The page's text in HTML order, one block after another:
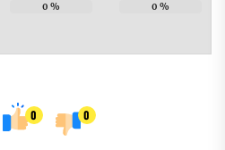
0 % 0 %
0 0